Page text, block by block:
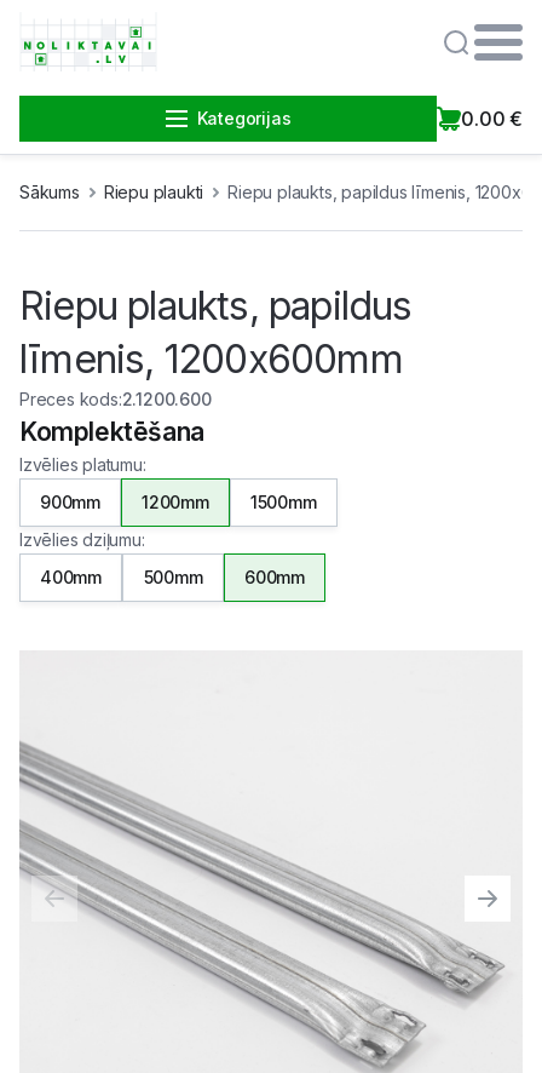
Kategorijas 0.00 €
Sākums Riepu plaukti Riepu plaukts, papildus līmenis,
Riepu plaukts, papildus
līmenis, 1200x600mm
Preces kods:2.1200.600
Komplektēšana
Izvēlies platumu:
900mm
1200mm
1500mm
Izvēlies dziļumu:
400mm
500mm 600mm